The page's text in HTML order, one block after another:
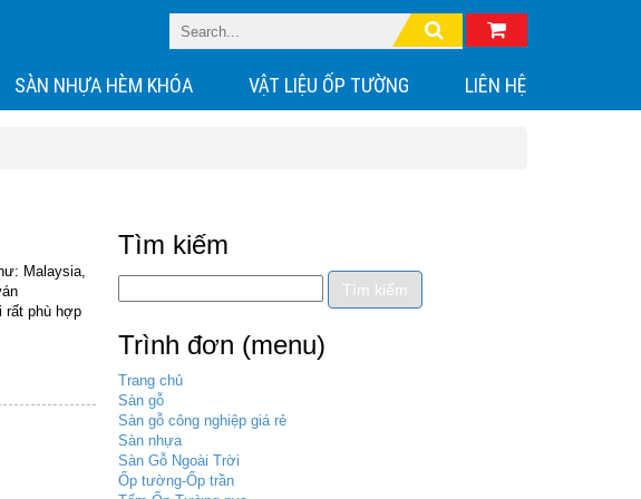
SÀN NHỰA HÈM KHÓA VẬT LIỆU ỐP TƯỜNG LIÊN HỆ
Malaysia,
rất phù hợp
Tìm kiếm
Trình đơn (menu)
Trang chủ
Sàn gỗ
Sàn gỗ công nghiệp giá rẻ
Sàn nhựa
Sàn Gỗ Ngoài Trời
Ốp tường-Ốp trần